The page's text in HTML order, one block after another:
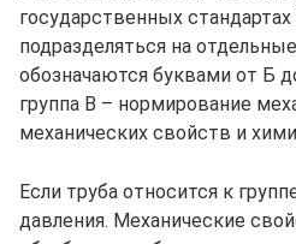
государственных
подразделяться на
обозначаются буквами от Б
группа В – нормирование
механических свойств и
Если труба относится к
давления. Механические